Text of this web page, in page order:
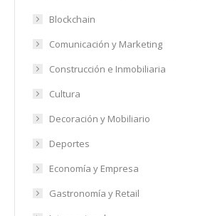
Blockchain
Comunicación y Marketing
Construcción e Inmobiliaria
Cultura
Decoración y Mobiliario
Deportes
Economía y Empresa
Gastronomía y Retail